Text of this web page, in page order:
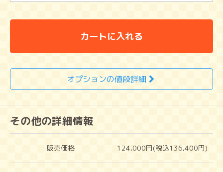
カートに入れる
オプションの値段詳細
その他の詳細情報
販売価格 124,000円(税込136,400円)